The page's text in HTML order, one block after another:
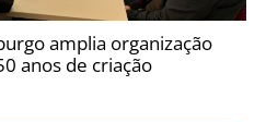
amplia organização
anos de criação